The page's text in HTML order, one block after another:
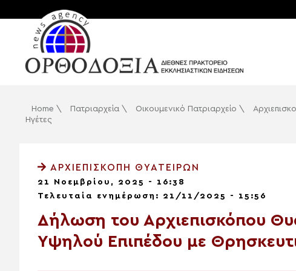
Home \ Πατριαρχεία \ Οικουμενικό Πατριαρχείο \
Ηγέτες
ΑΡΧΙΕΠΙΣΚΟΠΉ ΘΥΑΤΕΊΡΩΝ
21 Νοεμβρίου, 2025 - 16:38
Τελευταία ενημέρωση: 21/11/2025 - 15:56
Δήλωση του Αρχιεπισκόπου
Υψηλού Επιπέδου με